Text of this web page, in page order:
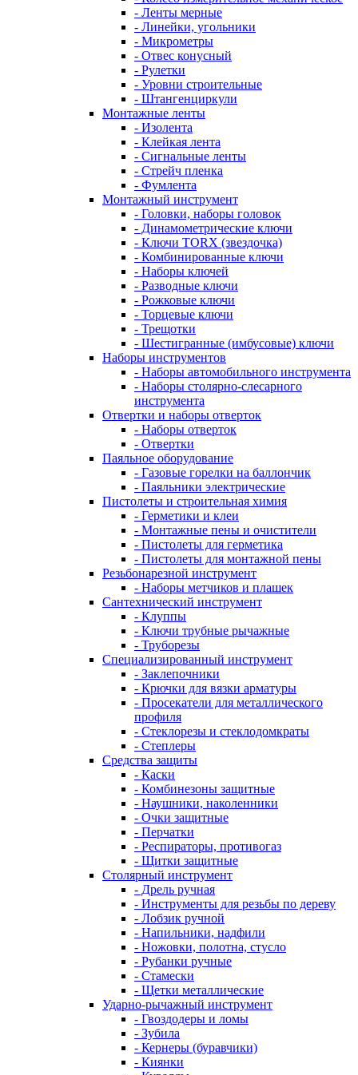
- Ленты мерные
- Линейки, угольники
- Микрометры
- Отвес конусный
- Рулетки
- Уровни строительные
- Штангенциркули
Монтажные ленты
- Изолента
- Клейкая лента
- Сигнальные ленты
- Стрейч пленка
- Фумлента
Монтажный инструмент
- Головки, наборы головок
- Динамометрические ключи
- Ключи TORX (звездочка)
- Комбинированные ключи
- Наборы ключей
- Разводные ключи
- Рожковые ключи
- Торцевые ключи
- Трещотки
- Шестигранные (имбусовые) ключи
Наборы инструментов
- Наборы автомобильного инструмента
- Наборы столярно-слесарного
инструмента
Отвертки и наборы отверток
- Наборы отверток
- Отвертки
Паяльное оборудование
- Газовые горелки на баллончик
- Паяльники электрические
Пистолеты и строительная химия
- Герметики и клеи
- Монтажные пены и очистители
- Пистолеты для герметика
- Пистолеты для монтажной пены
Резьбонарезной инструмент
- Наборы метчиков и плашек
Сантехнический инструмент
- Клуппы
- Ключи трубные рычажные
- Труборезы
Специализированный инструмент
- Заклепочники
- Крючки для вязки арматуры
- Просекатели для металлического
профиля
- Стеклорезы и стеклодомкраты
- Степлеры
Средства защиты
- Каски
- Комбинезоны защитные
- Наушники, наколенники
- Очки защитные
- Перчатки
- Респираторы, противогаз
- Щитки защитные
Столярный инструмент
- Дрель ручная
- Инструменты для резьбы по дереву
- Лобзик ручной
- Напильники, надфили
- Ножовки, полотна, стусло
- Рубанки ручные
- Стамески
- Щетки металлические
Ударно-рычажный инструмент
- Гвоздодеры и ломы
- Зубила
- Кернеры (буравчики)
- Киянки